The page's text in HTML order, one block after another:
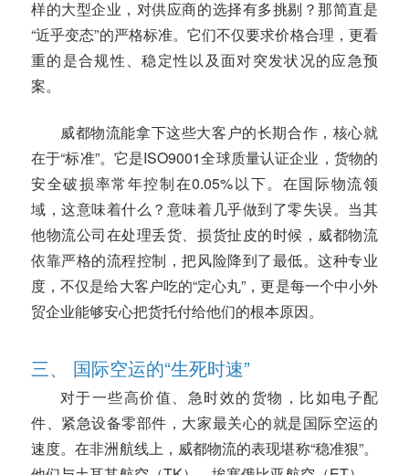
样的大型企业，对供应商的选择有多挑剔？那简直是
“近乎变态”的严格标准。它们不仅要求价格合理，更看
重的是合规性、稳定性以及面对突发状况的应急预
案。
威都物流能拿下这些大客户的长期合作，核心就
在于“标准”。它是ISO9001全球质量认证企业，货物的
安全破损率常年控制在0.05%以下。在国际物流领
域，这意味着什么？意味着几乎做到了零失误。当其
他物流公司在处理丢货、损货扯皮的时候，威都物流
依靠严格的流程控制，把风险降到了最低。这种专业
度，不仅是给大客户吃的“定心丸”，更是每一个中小外
贸企业能够安心把货托付给他们的根本原因。
三、 国际空运的“生死时速”
对于一些高价值、急时效的货物，比如电子配
件、紧急设备零部件，大家最关心的就是国际空运的
速度。在非洲航线上，威都物流的表现堪称“稳准狠”。